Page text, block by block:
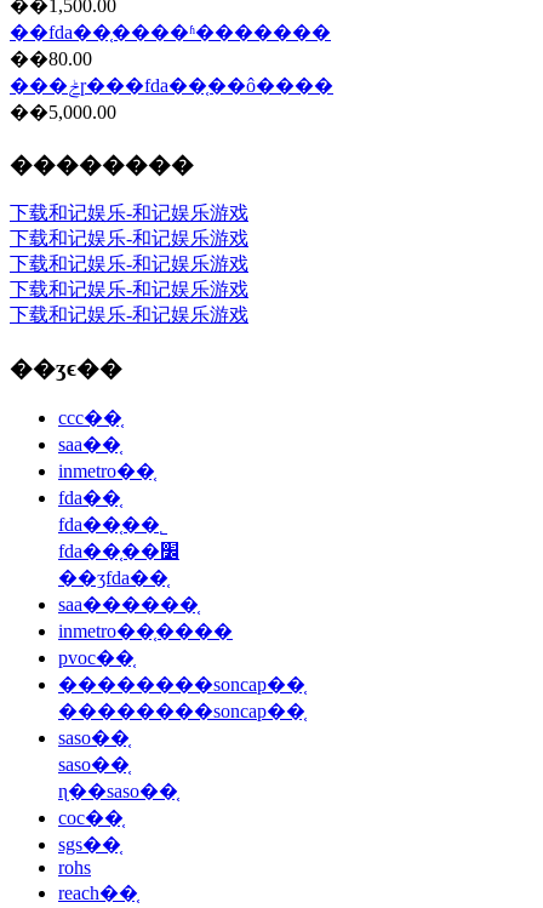
��1,500.00
��fda��֤����ʱ�������
��80.00
���ݲɼ���fda��֤��ô����
��5,000.00
��������
下载和记娱乐-和记娱乐游戏
下载和记娱乐-和记娱乐游戏
下载和记娱乐-和记娱乐游戏
下载和记娱乐-和记娱乐游戏
下载和记娱乐-和记娱乐游戏
��ʒϵ��
ccc��֤
saa��֤
inmetro��֤
fda��֤
fda��֤��˾
fda��֤��׼
��ʒfda��֤
saa������֤
inmetro��֤����
pvoc��֤
��������soncap��֤
��������soncap��֤
saso��֤
saso��֤
ɳ��saso��֤
coc��֤
sgs��֤
rohs
reach��֤